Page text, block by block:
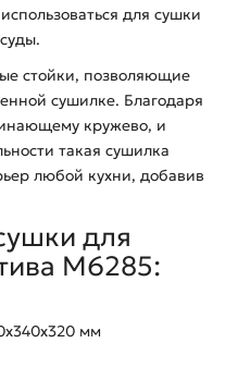
для сушки
стойки, позволяющие
сушилке. Благодаря
кружево, и
такая сушилка
любой кухни, добавив
для
М6285:
мм